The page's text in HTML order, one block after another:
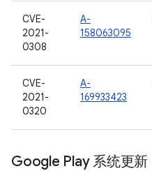
CVE-
2021-
0308
A-
158063095
CVE-
2021-
0320
A-
169933423
Google Play 系统更新